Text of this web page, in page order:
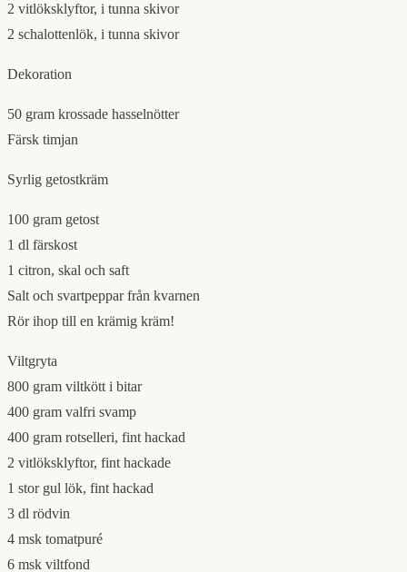
2 vitlöksklyftor, i tunna skivor
2 schalottenlök, i tunna skivor
Dekoration
50 gram krossade hasselnötter
Färsk timjan
Syrlig getostkräm
100 gram getost
1 dl färskost
1 citron, skal och saft
Salt och svartpeppar från kvarnen
Rör ihop till en krämig kräm!
Viltgryta
800 gram viltkött i bitar
400 gram valfri svamp
400 gram rotselleri, fint hackad
2 vitlöksklyftor, fint hackade
1 stor gul lök, fint hackad
3 dl rödvin
4 msk tomatpuré
6 msk viltfond